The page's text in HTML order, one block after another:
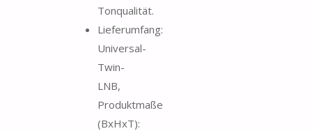
Tonqualität.
Lieferumfang:
Universal-
Twin-
LNB,
Produktmaße
(BxHxT):